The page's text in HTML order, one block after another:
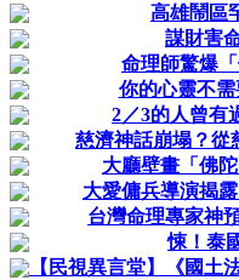
高雄鬧區
謀財害
命理師驚爆
你的心靈不需
2／3的人曾有
慈濟神話崩塌？從
大廳壁畫「佛
大愛傭兵導演揭
台灣命理專家神
悚！泰
【民視異言堂】《國土